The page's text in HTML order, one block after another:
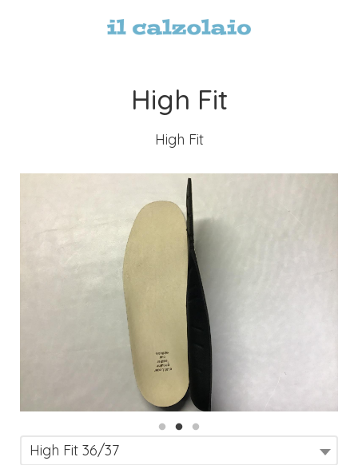
High Fit
High Fit
High Fit 36/37